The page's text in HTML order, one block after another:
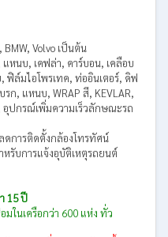
BMW, Volvo เป็นต้น
หนบ, เคฟล่า, คาร์บอน, เคลือบ
ฟิล์มไอโพรเทค, ท่ออินเตอร์, ดิฟ
ก, แหนบ, WRAP สี, KEVLAR,
อุปกรณ์เพิ่มความเร็วลักษณะรถ
ดการติดตั้งกล้องโทรทัศน์
หรับการแจ้งอุบัติเหตุรถยนต์
15 ปี
ในเครือกว่า 600 แห่ง ทั่ว